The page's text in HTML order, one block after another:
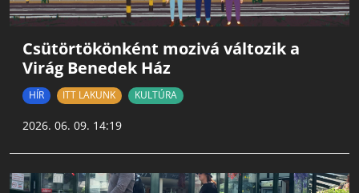
Csütörtökönként mozivá változik a
Virág Benedek Ház
HÍR ITT LAKUNK KULTÚRA
2026. 06. 09. 14:19